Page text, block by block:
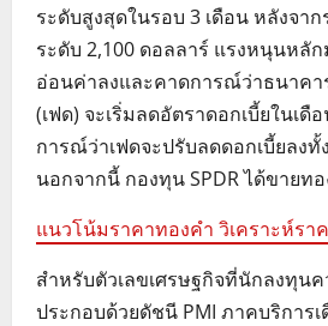
ระดับสูงสุดในรอบ 3 เดือน หลังจา
ระดับ 2,100 ดอลลาร์ แรงหนุนหลั
อ่อนค่าลงและคาดการณ์ว่าธนาคา
(เฟด) จะเริ่มลดอัตราดอกเบี้ยในเ
การณ์ว่าเฟดจะปรับลดดอกเบี้ยลง
นอกจากนี้ กองทุน SPDR ได้ขายท
แนวโน้มราคาทองคำ วิเคราะห์รา
สำหรับตัวเลขเศรษฐกิจที่นักลงทุน
ประกอบด้วยดัชนี PMI ภาคบริการ